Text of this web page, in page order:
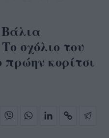
σχόλιο του
πρώην κορίτσι